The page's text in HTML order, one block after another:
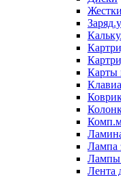
Карты
Лампа
Лампы
Лента